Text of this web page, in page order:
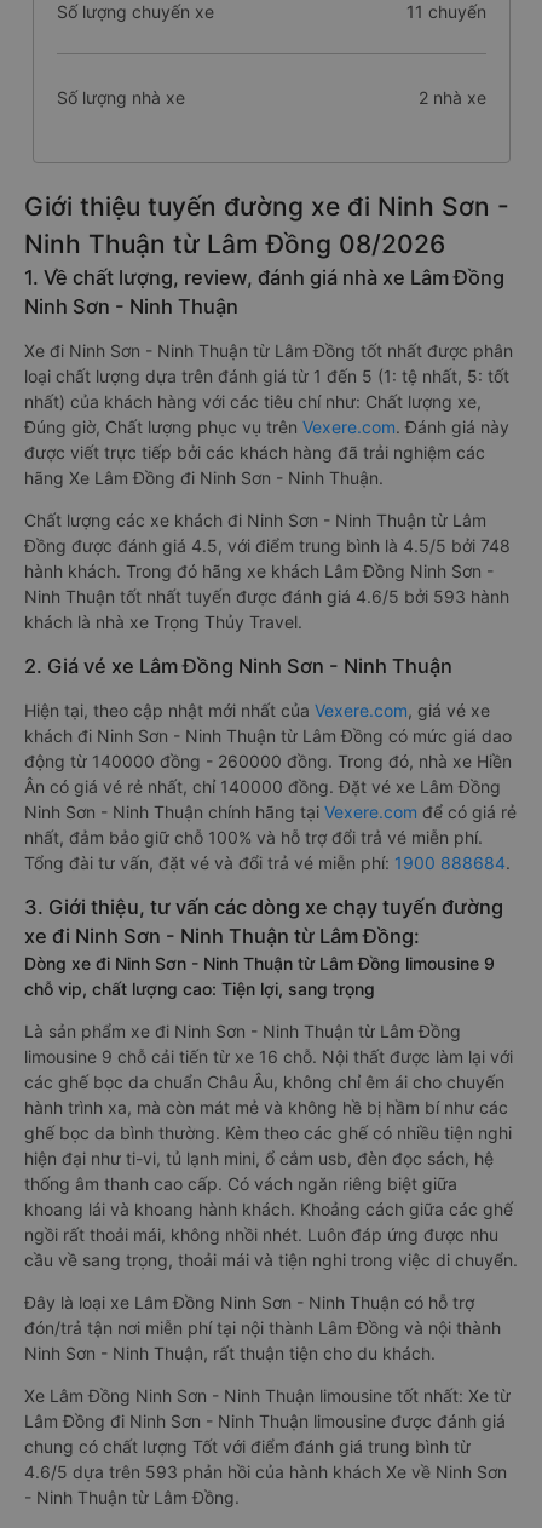
Số lượng chuyến xe 11 chuyến
Số lượng nhà xe 2 nhà xe
Giới thiệu tuyến đường xe đi Ninh Sơn -
Ninh Thuận từ Lâm Đồng 08/2026
1. Về chất lượng, review, đánh giá nhà xe Lâm Đồng
Ninh Sơn - Ninh Thuận
Xe đi Ninh Sơn - Ninh Thuận từ Lâm Đồng tốt nhất được phân
loại chất lượng dựa trên đánh giá từ 1 đến 5 (1: tệ nhất, 5: tốt
nhất) của khách hàng với các tiêu chí như: Chất lượng xe,
Đúng giờ, Chất lượng phục vụ trên Vexere.com. Đánh giá này
được viết trực tiếp bởi các khách hàng đã trải nghiệm các
hãng Xe Lâm Đồng đi Ninh Sơn - Ninh Thuận.
Chất lượng các xe khách đi Ninh Sơn - Ninh Thuận từ Lâm
Đồng được đánh giá 4.5, với điểm trung bình là 4.5/5 bởi 748
hành khách. Trong đó hãng xe khách Lâm Đồng Ninh Sơn -
Ninh Thuận tốt nhất tuyến được đánh giá 4.6/5 bởi 593 hành
khách là nhà xe Trọng Thủy Travel.
2. Giá vé xe Lâm Đồng Ninh Sơn - Ninh Thuận
Hiện tại, theo cập nhật mới nhất của Vexere.com, giá vé xe
khách đi Ninh Sơn - Ninh Thuận từ Lâm Đồng có mức giá dao
động từ 140000 đồng - 260000 đồng. Trong đó, nhà xe Hiền
Ân có giá vé rẻ nhất, chỉ 140000 đồng. Đặt vé xe Lâm Đồng
Ninh Sơn - Ninh Thuận chính hãng tại Vexere.com để có giá rẻ
nhất, đảm bảo giữ chỗ 100% và hỗ trợ đổi trả vé miễn phí.
Tổng đài tư vấn, đặt vé và đổi trả vé miễn phí: 1900 888684.
3. Giới thiệu, tư vấn các dòng xe chạy tuyến đường
xe đi Ninh Sơn - Ninh Thuận từ Lâm Đồng:
Dòng xe đi Ninh Sơn - Ninh Thuận từ Lâm Đồng limousine 9
chỗ vip, chất lượng cao: Tiện lợi, sang trọng
Là sản phẩm xe đi Ninh Sơn - Ninh Thuận từ Lâm Đồng
limousine 9 chỗ cải tiến từ xe 16 chỗ. Nội thất được làm lại với
các ghế bọc da chuẩn Châu Âu, không chỉ êm ái cho chuyến
hành trình xa, mà còn mát mẻ và không hề bị hầm bí như các
ghế bọc da bình thường. Kèm theo các ghế có nhiều tiện nghi
hiện đại như ti-vi, tủ lạnh mini, ổ cắm usb, đèn đọc sách, hệ
thống âm thanh cao cấp. Có vách ngăn riêng biệt giữa
khoang lái và khoang hành khách. Khoảng cách giữa các ghế
ngồi rất thoải mái, không nhồi nhét. Luôn đáp ứng được nhu
cầu về sang trọng, thoải mái và tiện nghi trong việc di chuyển.
Đây là loại xe Lâm Đồng Ninh Sơn - Ninh Thuận có hỗ trợ
đón/trả tận nơi miễn phí tại nội thành Lâm Đồng và nội thành
Ninh Sơn - Ninh Thuận, rất thuận tiện cho du khách.
Xe Lâm Đồng Ninh Sơn - Ninh Thuận limousine tốt nhất: Xe từ
Lâm Đồng đi Ninh Sơn - Ninh Thuận limousine được đánh giá
chung có chất lượng Tốt với điểm đánh giá trung bình từ
4.6/5 dựa trên 593 phản hồi của hành khách Xe về Ninh Sơn
- Ninh Thuận từ Lâm Đồng.